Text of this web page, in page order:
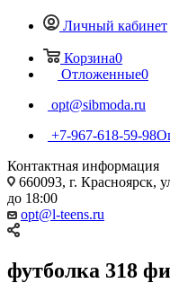
Личный кабинет
Корзина0
Отложенные0
opt@sibmoda.ru
+7-967-618-59-98
Контактная информация
660093, г. Красноярск,
до 18:00
opt@l-teens.ru
футболка 318